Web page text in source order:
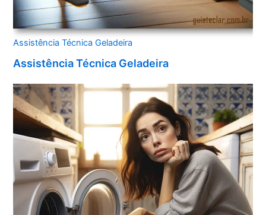
Assistência Técnica Geladeira
Assistência Técnica Geladeira